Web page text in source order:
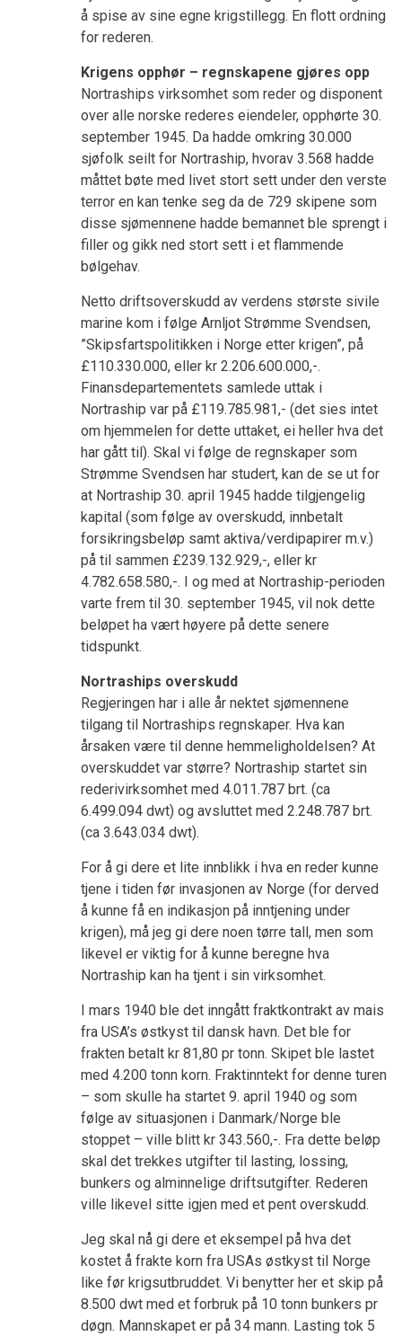
å spise av sine egne krigstillegg. En flott ordning
for rederen.
Krigens opphør – regnskapene gjøres opp
Nortraships virksomhet som reder og disponent
over alle norske rederes eiendeler, opphørte 30.
september 1945. Da hadde omkring 30.000
sjøfolk seilt for Nortraship, hvorav 3.568 hadde
måttet bøte med livet stort sett under den verste
terror en kan tenke seg da de 729 skipene som
disse sjømennene hadde bemannet ble sprengt i
filler og gikk ned stort sett i et flammende
bølgehav.
Netto driftsoverskudd av verdens største sivile
marine kom i følge Arnljot Strømme Svendsen,
”Skipsfartspolitikken i Norge etter krigen”, på
£110.330.000, eller kr 2.206.600.000,-.
Finansdepartementets samlede uttak i
Nortraship var på £119.785.981,- (det sies intet
om hjemmelen for dette uttaket, ei heller hva det
har gått til). Skal vi følge de regnskaper som
Strømme Svendsen har studert, kan de se ut for
at Nortraship 30. april 1945 hadde tilgjengelig
kapital (som følge av overskudd, innbetalt
forsikringsbeløp samt aktiva/verdipapirer m.v.)
på til sammen £239.132.929,-, eller kr
4.782.658.580,-. I og med at Nortraship-perioden
varte frem til 30. september 1945, vil nok dette
beløpet ha vært høyere på dette senere
tidspunkt.
Nortraships overskudd
Regjeringen har i alle år nektet sjømennene
tilgang til Nortraships regnskaper. Hva kan
årsaken være til denne hemmeligholdelsen? At
overskuddet var større? Nortraship startet sin
rederivirksomhet med 4.011.787 brt. (ca
6.499.094 dwt) og avsluttet med 2.248.787 brt.
(ca 3.643.034 dwt).
For å gi dere et lite innblikk i hva en reder kunne
tjene i tiden før invasjonen av Norge (for derved
å kunne få en indikasjon på inntjening under
krigen), må jeg gi dere noen tørre tall, men som
likevel er viktig for å kunne beregne hva
Nortraship kan ha tjent i sin virksomhet.
I mars 1940 ble det inngått fraktkontrakt av mais
fra USA’s østkyst til dansk havn. Det ble for
frakten betalt kr 81,80 pr tonn. Skipet ble lastet
med 4.200 tonn korn. Fraktinntekt for denne turen
– som skulle ha startet 9. april 1940 og som
følge av situasjonen i Danmark/Norge ble
stoppet – ville blitt kr 343.560,-. Fra dette beløp
skal det trekkes utgifter til lasting, lossing,
bunkers og alminnelige driftsutgifter. Rederen
ville likevel sitte igjen med et pent overskudd.
Jeg skal nå gi dere et eksempel på hva det
kostet å frakte korn fra USAs østkyst til Norge
like før krigsutbruddet. Vi benytter her et skip på
8.500 dwt med et forbruk på 10 tonn bunkers pr
døgn. Mannskapet er på 34 mann. Lasting tok 5